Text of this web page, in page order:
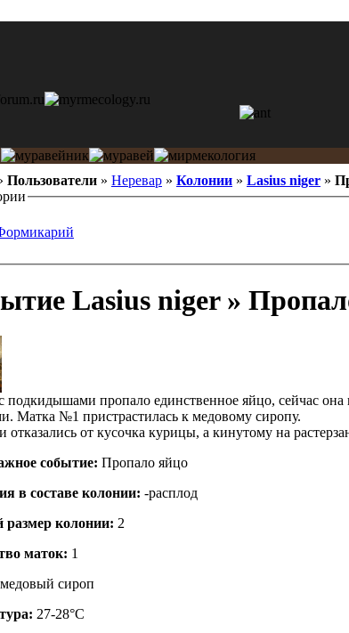
Пользователи » Неревар » Колонии » Lasius niger »
Lasius niger »
подкидышами пропало единственное яйцо, сейчас
Матка №1 пристрастилась к медовому сиропу.
отказались от кусочка курицы, а кинутому на
событие: Пропало яйцо
в составе кoлонии: -расплод
кoлонии: 2
маток: 1
медовый сироп
27-28°C